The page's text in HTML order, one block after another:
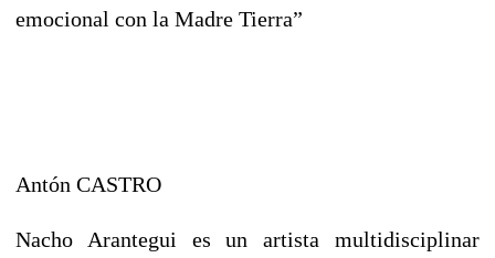
emocional con la Madre Tierra”
Antón CASTRO
Nacho Arantegui es un artista multidisciplinar